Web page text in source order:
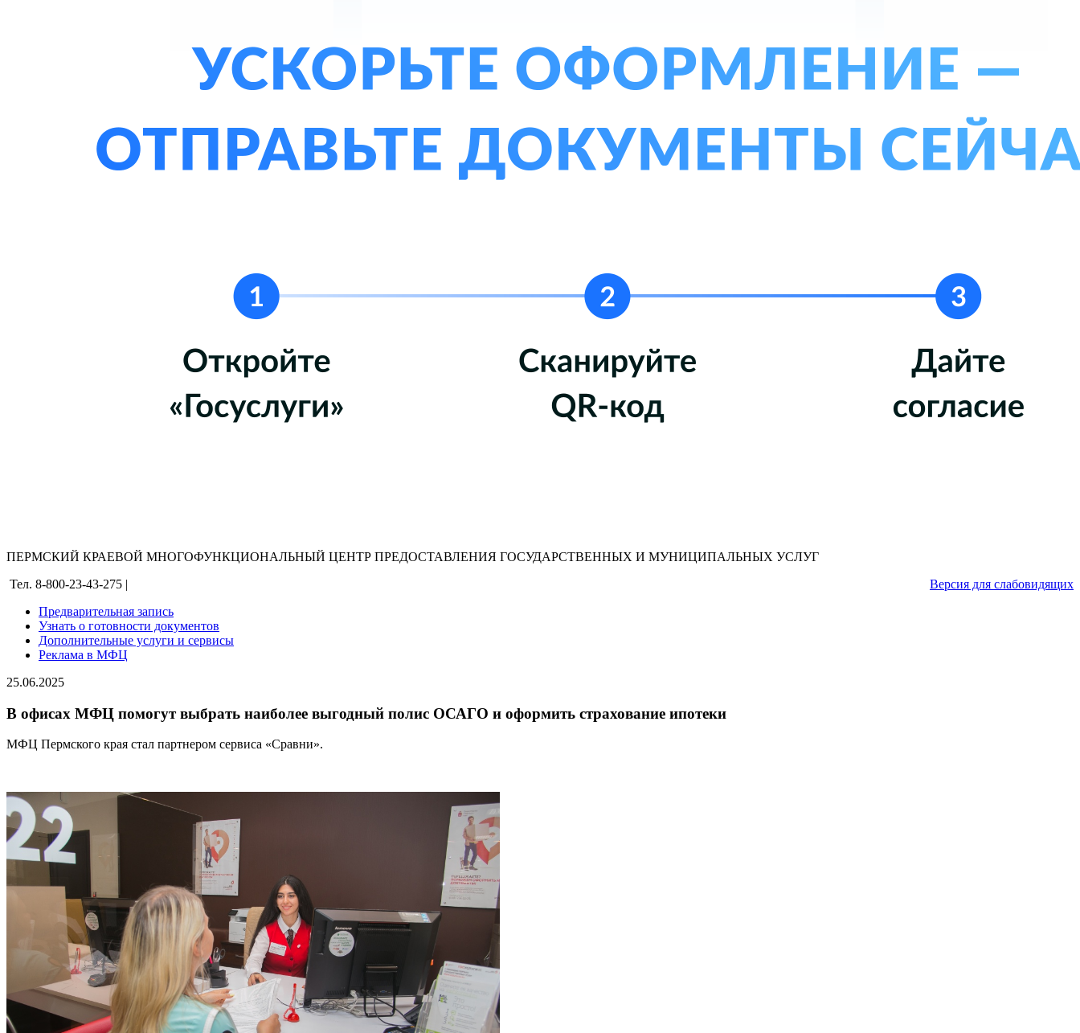
ПЕРМСКИЙ КРАЕВОЙ МНОГОФУНКЦИОНАЛЬНЫЙ ЦЕНТР ПРЕДОСТАВЛЕНИЯ ГОСУДАРСТВЕННЫХ И МУНИЦИПАЛЬНЫХ УСЛУГ
Тел. 8-800-23-43-275 |
Версия для слабовидящих
Предварительная запись
Узнать о готовности документов
Дополнительные услуги и сервисы
Реклама в МФЦ
25.06.2025
В офисах МФЦ помогут выбрать наиболее выгодный полис ОСАГО и оформить страхование ипотеки
МФЦ Пермского края стал партнером сервиса «Сравни».